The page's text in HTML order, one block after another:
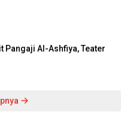
Pangaji Al-Ashfiya, Teater